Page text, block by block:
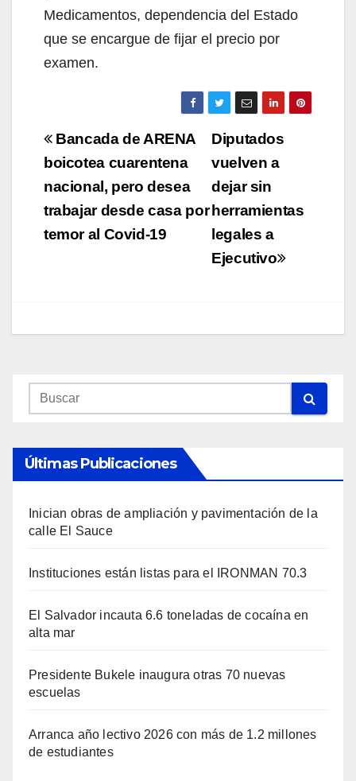
Medicamentos, dependencia del Estado
que se encargue de fijar el precio por
examen.
Navegación
de
entradas
Diputados
vuelven a
dejar sin
herramientas
legales a
Ejecutivo
Bancada de ARENA
boicotea cuarentena
nacional, pero desea
trabajar desde casa por
temor al Covid-19
Últimas Publicaciones
Inician obras de ampliación y pavimentación de la
calle El Sauce
Instituciones están listas para el IRONMAN 70.3
El Salvador incauta 6.6 toneladas de cocaína en
alta mar
Presidente Bukele inaugura otras 70 nuevas
escuelas
Arranca año lectivo 2026 con más de 1.2 millones
de estudiantes